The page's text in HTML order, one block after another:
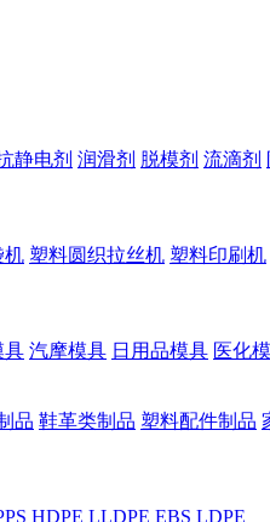
静电剂 润滑剂 脱模剂 流滴剂
机 塑料圆织拉丝机 塑料印刷机
具 汽摩模具 日用品模具 医化
品 鞋革类制品 塑料配件制品
HDPE LLDPE EBS LDPE